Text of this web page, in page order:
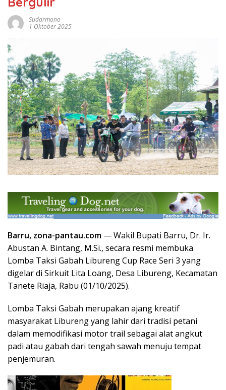
Sudarmono
1 Oktober 2025
Barru, zona-pantau.com — Wakil Bupati Barru, Dr. Ir.
Abustan A. Bintang, M.Si., secara resmi membuka
Lomba Taksi Gabah Libureng Cup Race Seri 3 yang
digelar di Sirkuit Lita Loang, Desa Libureng, Kecamatan
Tanete Riaja, Rabu (01/10/2025).
Lomba Taksi Gabah merupakan ajang kreatif
masyarakat Libureng yang lahir dari tradisi petani
dalam memodifikasi motor trail sebagai alat angkut
padi atau gabah dari tengah sawah menuju tempat
penjemuran.